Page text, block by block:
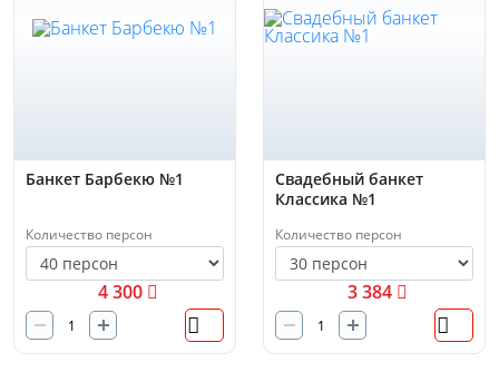
Банкет Барбекю №1
Количество персон
4 300
Свадебный банкет
Классика №1
Количество персон
3 384